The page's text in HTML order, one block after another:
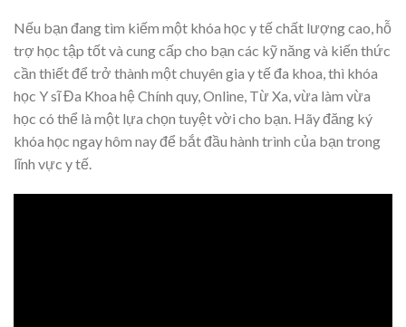
Nếu bạn đang tìm kiếm một khóa học y tế chất lượng cao, hỗ
trợ học tập tốt và cung cấp cho bạn các kỹ năng và kiến thức
cần thiết để trở thành một chuyên gia y tế đa khoa, thì khóa
học Y sĩ Đa Khoa hệ Chính quy, Online, Từ Xa, vừa làm vừa
học có thể là một lựa chọn tuyệt vời cho bạn. Hãy đăng ký
khóa học ngay hôm nay để bắt đầu hành trình của bạn trong
lĩnh vực y tế.